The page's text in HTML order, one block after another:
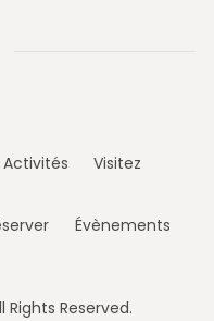
Activités Visitez
Évènements
Rights Reserved.